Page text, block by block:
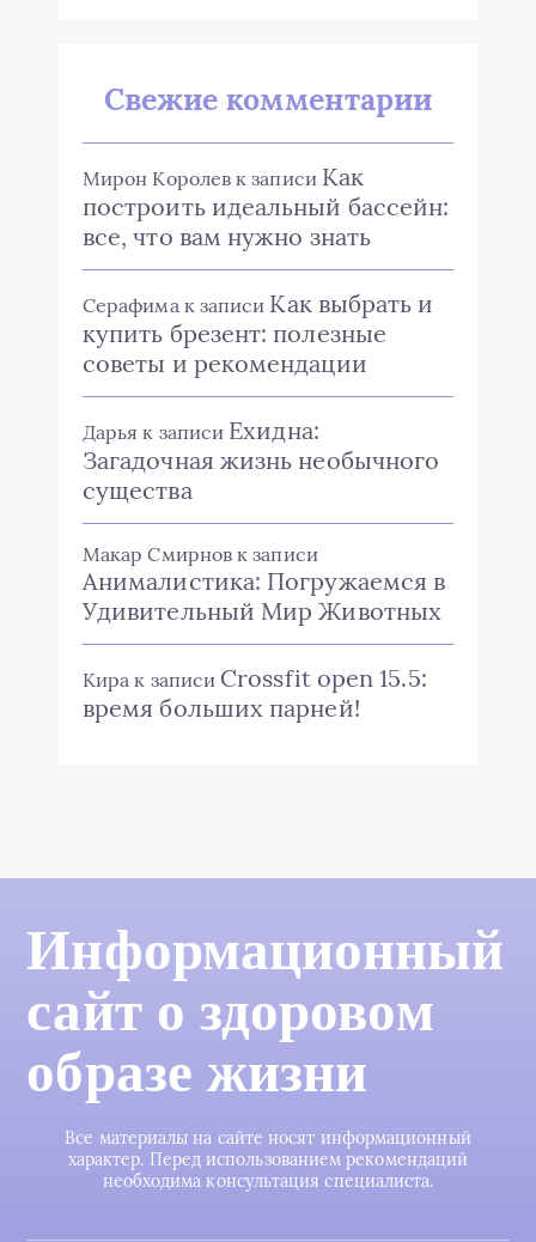
Свежие комментарии
Мирон Королев к записи Как
построить идеальный бассейн:
все, что вам нужно знать
Серафимак записи Как выбрать и
купить брезент: полезные
советы и рекомендации
Дарья к записи Ехидна:
Загадочная жизнь необычного
существа
Макар Смирнов к записи
Анималистика: Погружаемся в
Удивительный Мир Животных
Кира к записи Crossfit open 15.5:
время больших парней!
Информационный
сайт о здоровом
образе жизни
Все материалы на сайте носят информационный
характер. Перед использованием рекомендаций
необходима консультация специалиста.